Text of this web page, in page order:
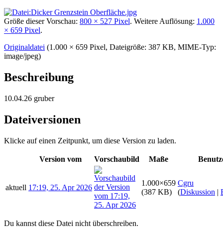
Größe dieser Vorschau: 800 × 527 Pixel. Weitere Auflösung: 1.000
× 659 Pixel.
Originaldatei (1.000 × 659 Pixel, Dateigröße: 387 KB, MIME-Typ:
image/jpeg)
Beschreibung
10.04.26 gruber
Dateiversionen
Klicke auf einen Zeitpunkt, um diese Version zu laden.
Version vom Vorschaubild Maße
aktuell 17:19, 25. Apr 2026
1.000×659
(387 KB)
Cgru
(Diskussion |
Du kannst diese Datei nicht überschreiben.